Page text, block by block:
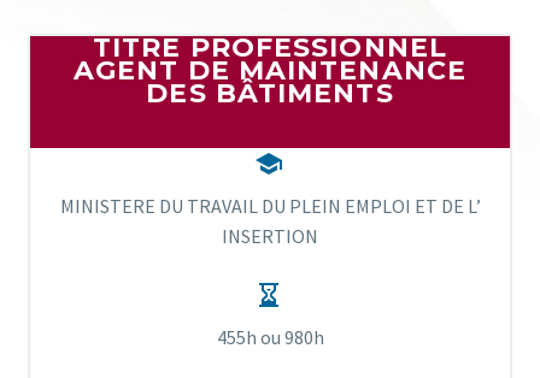
TITRE PROFESSIONNEL
AGENT DE MAINTENANCE
DES BÂTIMENTS


MINISTERE DU TRAVAIL DU PLEIN EMPLOI ET DE L’
INSERTION


455h ou 980h